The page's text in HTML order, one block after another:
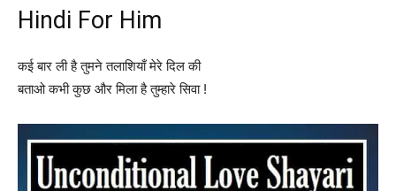
Hindi For Him
कई बार ली है तुमने तलाशियाँ मेरे दिल की
बताओ कभी कुछ और मिला है तुम्हारे सिवा !